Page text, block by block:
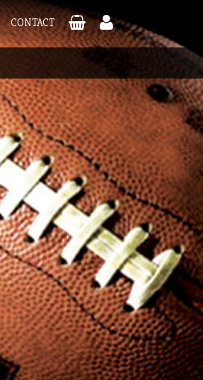
CONTACT